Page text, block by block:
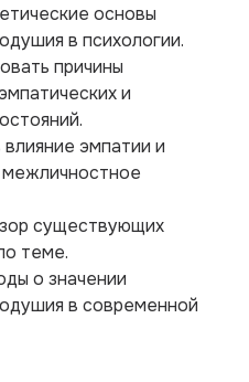
основы
в психологии.
причины
и
эмпатии и
существующих
теме.
о значении
в современной